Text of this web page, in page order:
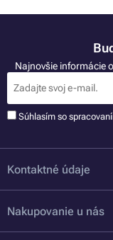
Najnovšie informácie
Súhlasím so
Kontaktné údaje
Nakupovanie u nás